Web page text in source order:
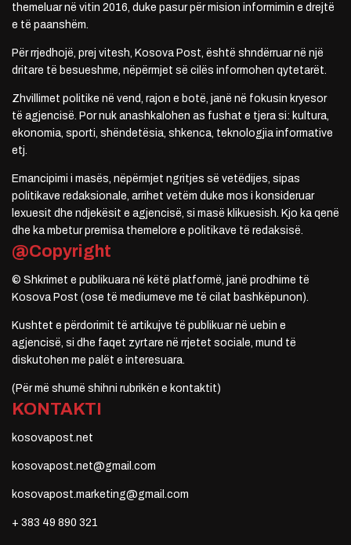
themeluar në vitin 2016, duke pasur për mision informimin e drejtë
e të paanshëm.
Për rrjedhojë, prej vitesh, Kosova Post, është shndërruar në një
dritare të besueshme, nëpërmjet së cilës informohen qytetarët.
Zhvillimet politike në vend, rajon e botë, janë në fokusin kryesor
të agjencisë. Por nuk anashkalohen as fushat e tjera si: kultura,
ekonomia, sporti, shëndetësia, shkenca, teknologjia informative
etj.
Emancipimi i masës, nëpërmjet ngritjes së vetëdijes, sipas
politikave redaksionale, arrihet vetëm duke mos i konsideruar
lexuesit dhe ndjekësit e agjencisë, si masë klikuesish. Kjo ka qenë
dhe ka mbetur premisa themelore e politikave të redaksisë.
@Copyright
© Shkrimet e publikuara në këtë platformë, janë prodhime të
Kosova Post (ose të mediumeve me të cilat bashkëpunon).
Kushtet e përdorimit të artikujve të publikuar në uebin e
agjencisë, si dhe faqet zyrtare në rrjetet sociale, mund të
diskutohen me palët e interesuara.
(Për më shumë shihni rubrikën e kontaktit)
KONTAKTI
kosovapost.net
kosovapost.net@gmail.com
kosovapost.marketing@gmail.com
+ 383 49 890 321